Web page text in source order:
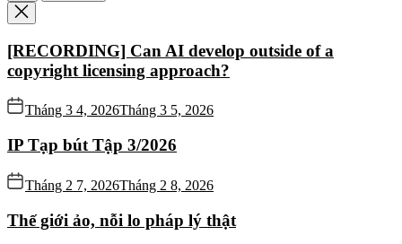
[RECORDING] Can AI develop outside of a
copyright licensing approach?
Tháng 3 4, 2026Tháng 3 5, 2026
IP Tạp bút Tập 3/2026
Tháng 2 7, 2026Tháng 2 8, 2026
Thế giới ảo, nỗi lo pháp lý thật